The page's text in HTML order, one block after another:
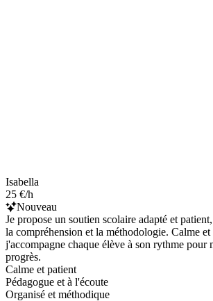
Isabella
25 €/h
Nouveau
Je propose un soutien scolaire adapté et
la compréhension et la méthodologie. Calme et
j'accompagne chaque élève à son rythme pour
progrès.
Calme et patient
Pédagogue et à l'écoute
Organisé et méthodique